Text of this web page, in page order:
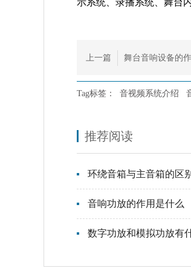
示系统、录播系统、舞台
上一篇 舞台音响设备的
Tag标签： 音视频系统介绍
推荐阅读
环绕音箱与主音箱的区
音响功放的作用是什么
数字功放和模拟功放有